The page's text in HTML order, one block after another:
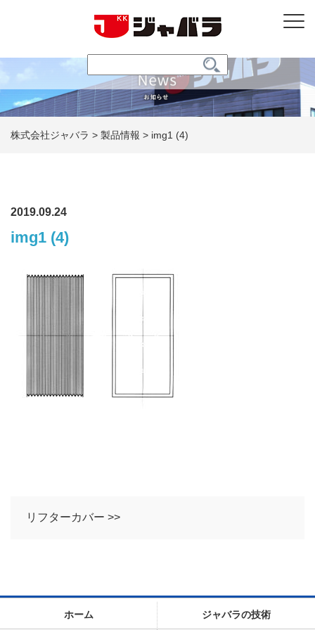
株式会社ジャバラ > 製品情報 > img1 (4)
2019.09.24
img1 (4)
リフターカバー >>
ホーム ジャバラの技術